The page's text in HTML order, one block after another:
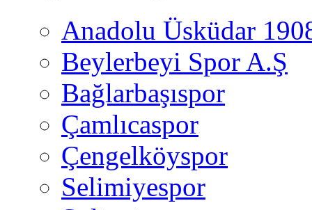
Anadolu Üsküdar
Beylerbeyi Spor A.Ş
Bağlarbaşıspor
Çamlıcaspor
Çengelköyspor
Selimiyespor